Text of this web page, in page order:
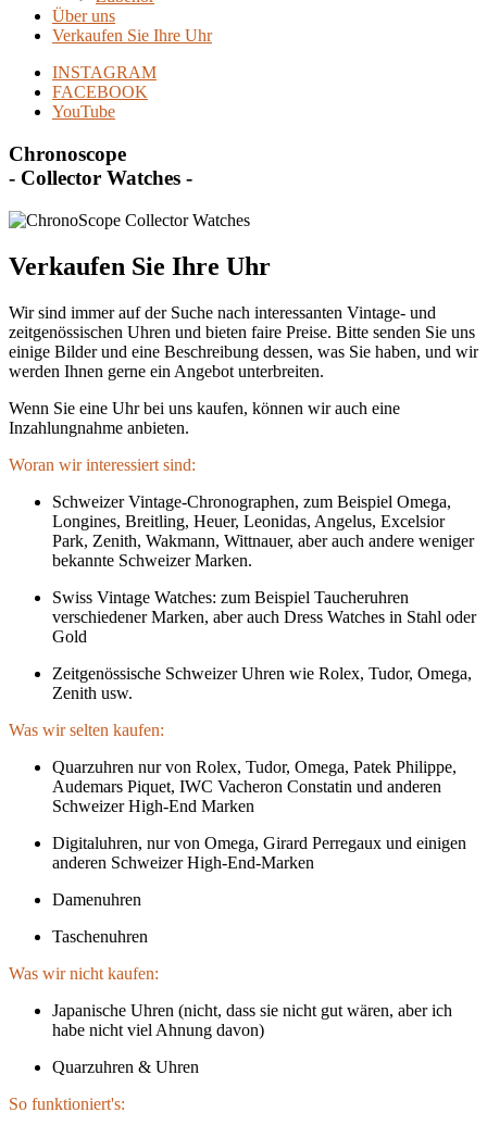
Über uns
Verkaufen Sie Ihre Uhr
INSTAGRAM
FACEBOOK
YouTube
Chronoscope
- Collector Watches -
Verkaufen Sie Ihre Uhr
Wir sind immer auf der Suche nach interessanten Vintage- und
zeitgenössischen Uhren und bieten faire Preise. Bitte senden Sie uns
einige Bilder und eine Beschreibung dessen, was Sie haben, und wir
werden Ihnen gerne ein Angebot unterbreiten.
Wenn Sie eine Uhr bei uns kaufen, können wir auch eine
Inzahlungnahme anbieten.
Woran wir interessiert sind:
Schweizer Vintage-Chronographen, zum Beispiel Omega,
Longines, Breitling, Heuer, Leonidas, Angelus, Excelsior
Park, Zenith, Wakmann, Wittnauer, aber auch andere weniger
bekannte Schweizer Marken.
Swiss Vintage Watches: zum Beispiel Taucheruhren
verschiedener Marken, aber auch Dress Watches in Stahl oder
Gold
Zeitgenössische Schweizer Uhren wie Rolex, Tudor, Omega,
Zenith usw.
Was wir selten kaufen:
Quarzuhren nur von Rolex, Tudor, Omega, Patek Philippe,
Audemars Piquet, IWC Vacheron Constatin und anderen
Schweizer High-End Marken
Digitaluhren, nur von Omega, Girard Perregaux und einigen
anderen Schweizer High-End-Marken
Damenuhren
Taschenuhren
Was wir nicht kaufen:
Japanische Uhren (nicht, dass sie nicht gut wären, aber ich
habe nicht viel Ahnung davon)
Quarzuhren & Uhren
So funktioniert's: